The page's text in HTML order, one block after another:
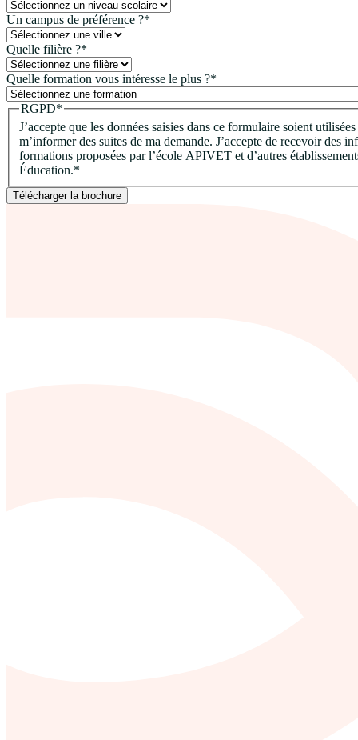
Un campus de préférence ?*
Quelle filière ?*
Quelle formation vous intéresse le plus ?*
RGPD*
J’accepte que les données saisies dans ce formulaire soient
m’informer des suites de ma demande. J’accepte de recevoir des
formations proposées par l’école APIVET et d’autres
Éducation.*